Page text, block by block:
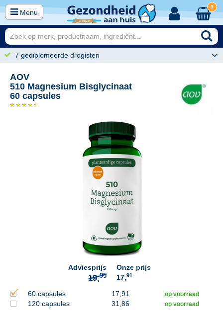
Menu
0
7 gediplomeerde drogisten
AOV
510 Magnesium Bisglycinaat
60 capsules
Adviesprijs
Onze prijs
17,91
60 capsules 17,91 op voorraad
120 capsules 31,86 op voorraad